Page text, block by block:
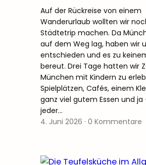
Auf der Rückreise von einem
Wanderurlaub wollten wir
Städtetrip machen. Da
auf dem Weg lag, haben wir
entschieden und es zu
bereut. Drei Tage hatten wir
München mit Kindern zu
Spielplätzen, Cafés, einem
ganz viel gutem Essen und ja
jeder…
4. Juni 2026 · 0 Kommentare